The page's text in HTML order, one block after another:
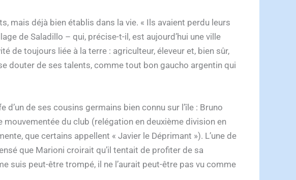
mais déjà bien établis dans la vie. « Ils avaient perdu leurs
de Saladillo – qui, précise-t-il, est aujourd’hui une ville
de toujours liée à la terre : agriculteur, éleveur et, bien sûr,
douter de ses talents, comme tout bon gaucho argentin qui
de ses cousins germains bien connu sur l’île : Bruno
du club (relégation en deuxième division en
que certains appellent « Javier le Déprimant »). L’une de
que Marioni croirait qu’il tentait de profiter de sa
suis peut-être trompé, il ne l’aurait peut-être pas vu comme